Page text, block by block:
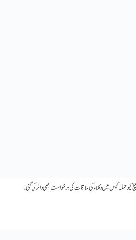
حملہ کیس میں وکلاء کی ملاقات کی درخواست بھی دائر کی گئی۔